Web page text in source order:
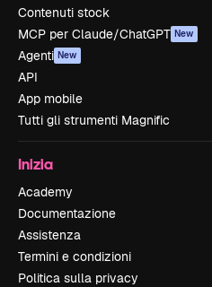
Contenuti stock
MCP per Claude/ChatGPT New
Agenti New
API
App mobile
Tutti gli strumenti Magnific
Inizia
Academy
Documentazione
Assistenza
Termini e condizioni
Politica sulla privacy